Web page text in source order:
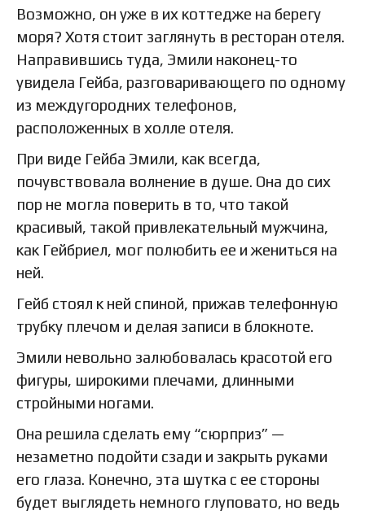
Возможно, он уже в их коттедже на берегу
моря? Хотя стоит заглянуть в ресторан отеля.
Направившись туда, Эмили наконец-то
увидела Гейба, разговаривающего по одному
из междугородних телефонов,
расположенных в холле отеля.
При виде Гейба Эмили, как всегда,
почувствовала волнение в душе. Она до сих
пор не могла поверить в то, что такой
красивый, такой привлекательный мужчина,
как Гейбриел, мог полюбить ее и жениться на
ней.
Гейб стоял к ней спиной, прижав телефонную
трубку плечом и делая записи в блокноте.
Эмили невольно залюбовалась красотой его
фигуры, широкими плечами, длинными
стройными ногами.
Она решила сделать ему “сюрприз” —
незаметно подойти сзади и закрыть руками
его глаза. Конечно, эта шутка с ее стороны
будет выглядеть немного глуповато, но ведь